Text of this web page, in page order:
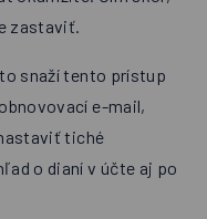
zastaviť.
snaží tento prístup
e-mail,
tiché
o dianí v účte aj po